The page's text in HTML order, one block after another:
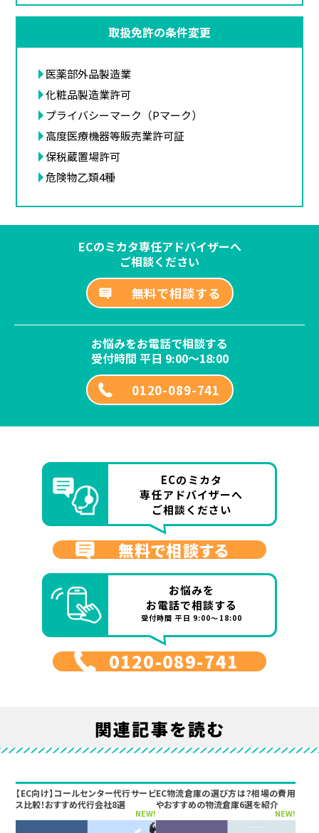
取扱免許の条件変更
医薬部外品製造業
化粧品製造業許可
プライバシーマーク（Pマーク）
高度医療機器等販売業許可証
保税蔵置場許可
危険物乙類4種
ECのミカタ専任アドバイザーへ
ご相談ください
無料で相談する
お悩みをお電話で相談する
受付時間 平日 9:00～18:00
0120-089-741
ECのミカタ
専任アドバイザーへ
ご相談ください
無料で相談する
お悩みを
お電話で相談する
受付時間 平日 9:00～18:00
0120-089-741
関連記事を読む
【EC向け】コールセンター代行サービ
ス比較！おすすめ代行会社8選
NEW!
EC物流倉庫の選び方は？相場の費用
やおすすめの物流倉庫6選を紹介
NEW!